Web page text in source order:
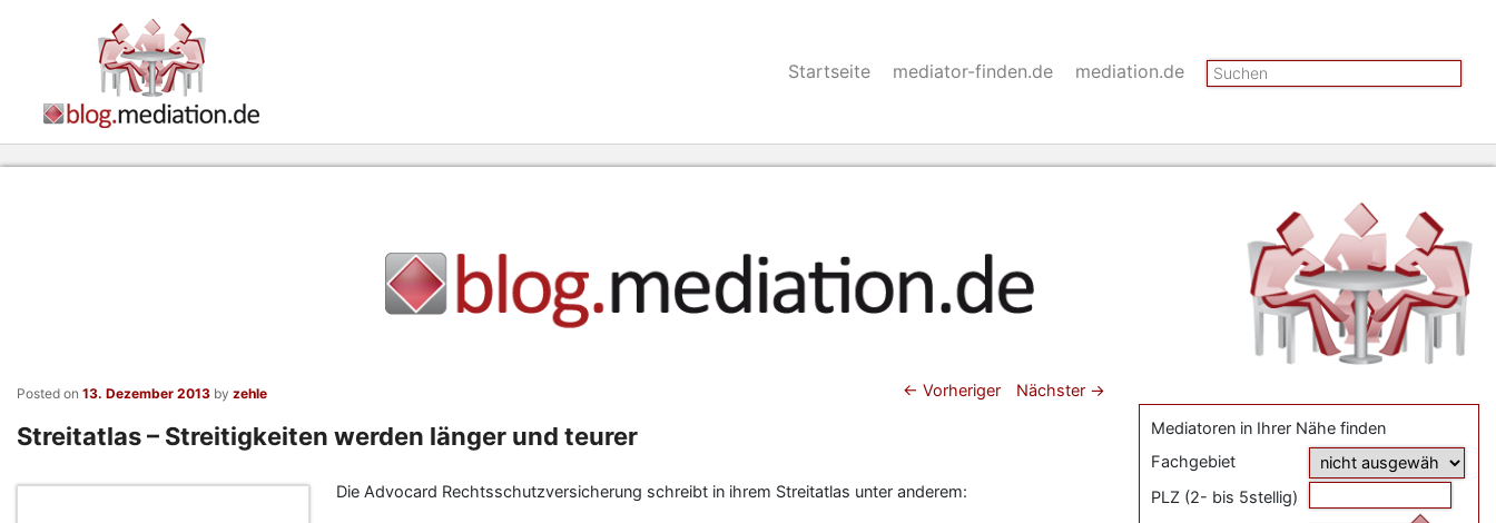
Startseite mediator-finden.de mediation.de Suchen
Beitragsnavigation
← Vorheriger Nächster →
Streitatlas – Streitigkeiten werden länger und teurer
Posted on 13. Dezember 2013 by zehle
Die Advocard Rechtsschutzversicherung schreibt in ihrem Streitatlas unter anderem:
Mediatoren in Ihrer Nähe finden
Fachgebiet
PLZ (2- bis 5stellig)